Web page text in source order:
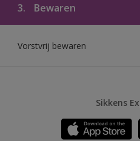
3. Bewaren
Vorstvrij bewaren
Sikkens